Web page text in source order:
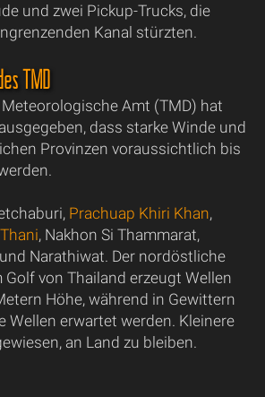
und zwei Pickup-Trucks, die
Kanal stürzten.
TMD
Amt (TMD) hat
dass starke Winde und
Provinzen voraussichtlich bis
Prachuap Khiri Khan,
, Nakhon Si Thammarat,
Narathiwat. Der nordöstliche
von Thailand erzeugt Wellen
Höhe, während in Gewittern
Wellen erwartet werden. Kleinere
an Land zu bleiben.